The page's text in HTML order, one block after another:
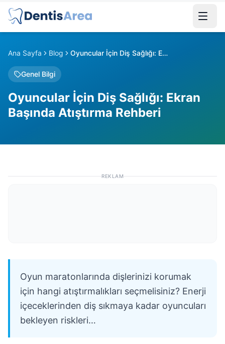
Ana Sayfa Blog Oyuncular İçin Diş Sağlığı: Ekran Başında Atıştırma Rehberi
Genel Bilgi
Oyuncular İçin Diş Sağlığı: Ekran
Başında Atıştırma Rehberi
REKLAM
Oyun maratonlarında dişlerinizi korumak
için hangi atıştırmalıkları seçmelisiniz? Enerji
içeceklerinden diş sıkmaya kadar oyuncuları
bekleyen riskleri…